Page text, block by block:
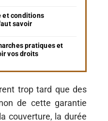
et conditions
savoir
pratiques et
vos droits
trop tard que des
de cette garantie
couverture, la durée